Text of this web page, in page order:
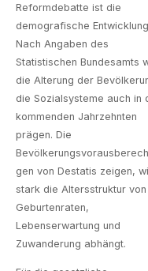
Reformdebatte ist die
demografische
Nach Angaben des
Statistischen Bundesamts
die Alterung der
die Sozialsysteme auch in
kommenden Jahrzehnten
prägen. Die
gen von Destatis zeigen,
stark die Altersstruktur von
Geburtenraten,
Lebenserwartung und
Zuwanderung abhängt.